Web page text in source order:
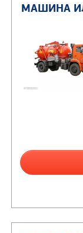
ШАССИ
В НАЛИЧИИ